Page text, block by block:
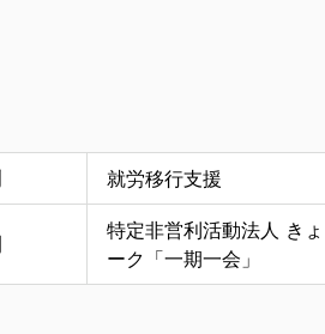
就労移行支援
特定非営利活動法人 き
ーク「一期一会」